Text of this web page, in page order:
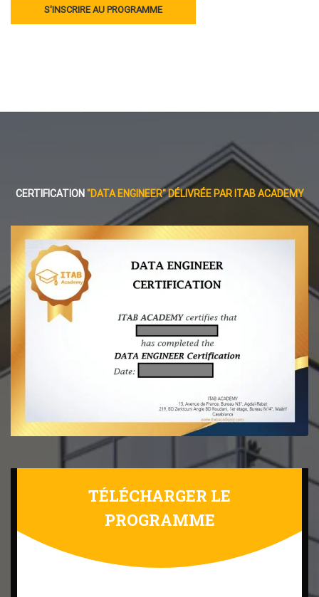
S'INSCRIRE AU PROGRAMME
CERTIFICATION "DATA ENGINEER" DÉLIVRÉE PAR ITAB ACADEMY
TÉLÉCHARGER LE
PROGRAMME